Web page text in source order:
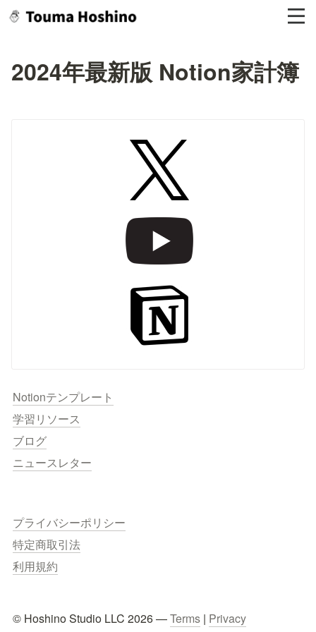
2024年最新版 Notion家計簿
Notionテンプレート
学習リソース
ブログ
ニュースレター
プライバシーポリシー
特定商取引法
利用規約
© Hoshino Studio LLC 2026 — Terms | Privacy